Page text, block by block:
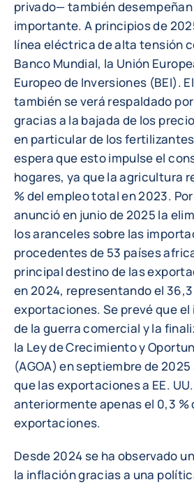
privado— también
importante. A principios de
línea eléctrica de alta tensión
Banco Mundial, la Unión
Europeo de Inversiones (BEI).
también se verá respaldado
gracias a la bajada de los
en particular de los
espera que esto impulse el
hogares, ya que la agricultura
% del empleo total en 2023.
anunció en junio de 2025 la
los aranceles sobre las
procedentes de 53 países
principal destino de las
en 2024, representando el
exportaciones. Se prevé que
de la guerra comercial y la
la Ley de Crecimiento y
(AGOA) en septiembre de
que las exportaciones a EE.
anteriormente apenas el 0,3 %
exportaciones.
Desde 2024 se ha observado
la inflación gracias a una